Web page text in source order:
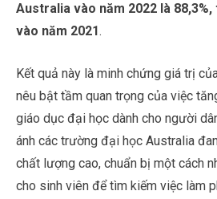
Australia vào năm 2022 là
vào năm 2021.
Kết quả này là minh chứng giá trị
nêu bật tầm quan trọng của việc
giáo dục đại học dành cho người
ánh các trường đại học Australia
chất lượng cao, chuẩn bị một cách
cho sinh viên để tìm kiếm việc làm